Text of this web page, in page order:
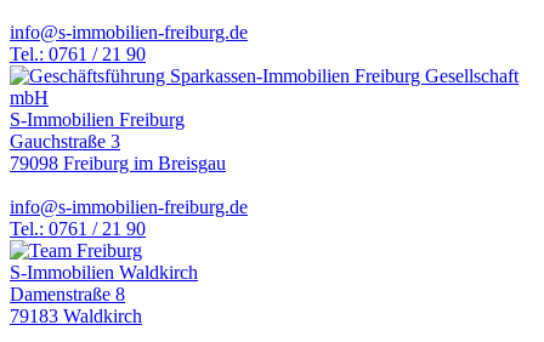
info@s-immobilien-freiburg.de
Tel.: 0761 / 21 90
S-Immobilien Freiburg
Gauchstraße 3
79098 Freiburg im Breisgau
info@s-immobilien-freiburg.de
Tel.: 0761 / 21 90
S-Immobilien Waldkirch
Damenstraße 8
79183 Waldkirch